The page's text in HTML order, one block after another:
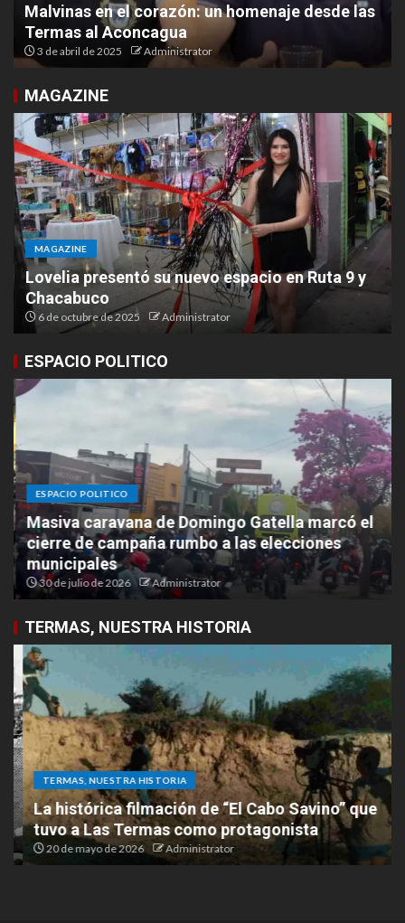
Malvinas en el corazón: un homenaje desde las
Termas al Aconcagua
3 de abril de 2025 Administrator
MAGAZINE
MAGAZINE
Lovelia presentó su nuevo espacio en Ruta 9 y
Chacabuco
6 de octubre de 2025 Administrator
ESPACIO POLITICO
ESPACIO POLITICO
Masiva caravana de Domingo Gatella marcó el
cierre de campaña rumbo a las elecciones
municipales
30 de julio de 2026 Administrator
TERMAS, NUESTRA HISTORIA
TERMAS, NUESTRA HISTORIA
La histórica filmación de “El Cabo Savino” que
tuvo a Las Termas como protagonista
20 de mayo de 2026 Administrator